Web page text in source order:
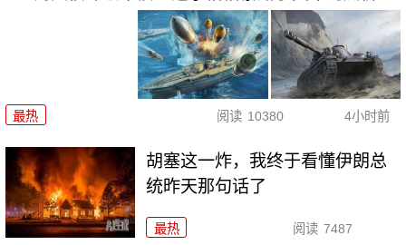
最热 阅读 10380 4小时前
胡塞这一炸，我终于看懂伊朗总
统昨天那句话了
最热 阅读 7487